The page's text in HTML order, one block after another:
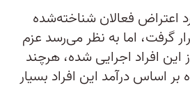
اعتراض فعالان شناخته‌شده
گرفت، اما به نظر می‌رسد عزم
این افراد اجرایی شده، هرچند
بر اساس درآمد این افراد بسیار